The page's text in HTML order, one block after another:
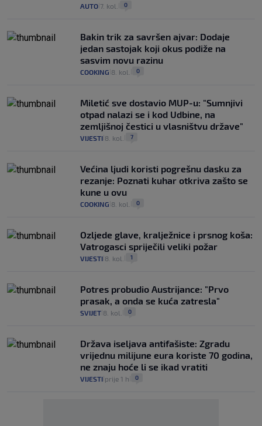
AUTO 7. kol. 0
Bakin trik za savršen ajvar: Dodaje
jedan sastojak koji okus podiže na
sasvim novu razinu
COOKING 8. kol. 0
Miletić sve dostavio MUP-u: "Sumnjivi
otpad nalazi se i kod Udbine, na
zemljišnoj čestici u vlasništvu države"
VIJESTI 8. kol. 7
Većina ljudi koristi pogrešnu dasku za
rezanje: Poznati kuhar otkriva zašto se
kune u ovu
COOKING 8. kol. 0
Ozljede glave, kralježnice i prsnog koša:
Vatrogasci spriječili veliki požar
VIJESTI 8. kol. 1
Potres probudio Austrijance: "Prvo
prasak, a onda se kuća zatresla"
SVIJET 8. kol. 0
Država iseljava antifašiste: Zgradu
vrijednu milijune eura koriste 70 godina,
ne znaju hoće li se ikad vratiti
VIJESTI prije 1 h 0